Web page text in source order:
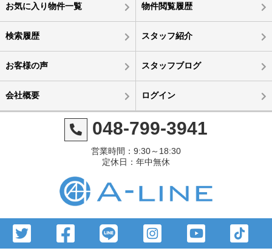
お気に入り物件一覧 物件閲覧履歴
検索履歴 スタッフ紹介
お客様の声 スタッフブログ
会社概要 ログイン
048-799-3941
営業時間：9:30～18:30
定休日：年中無休